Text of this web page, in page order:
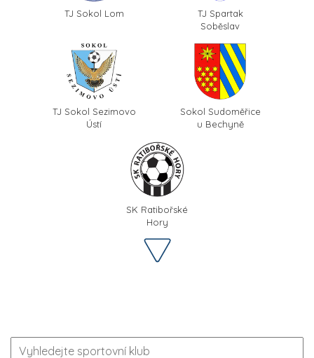
TJ Sokol Lom
TJ Spartak
Soběslav
TJ Sokol Sezimovo
Ústí
Sokol Sudoměřice
u Bechyně
SK Ratibořské
Hory